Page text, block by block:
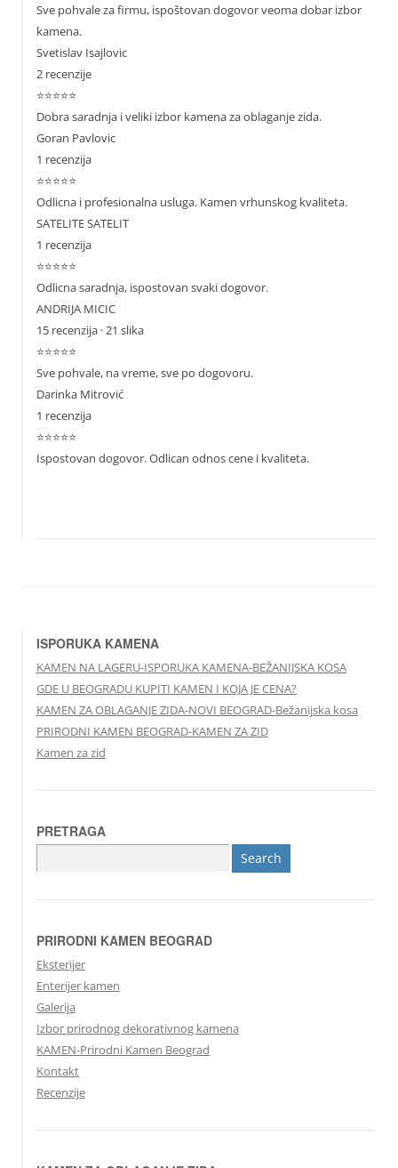
Sve pohvale za firmu, ispoštovan dogovor veoma dobar izbor
kamena.
Svetislav Isajlovic
2 recenzije
⭐⭐⭐⭐⭐
Dobra saradnja i veliki izbor kamena za oblaganje zida.
Goran Pavlovic
1 recenzija
⭐⭐⭐⭐⭐
Odlicna i profesionalna usluga. Kamen vrhunskog kvaliteta.
SATELITE SATELIT
1 recenzija
⭐⭐⭐⭐⭐
Odlicna saradnja, ispostovan svaki dogovor.
ANDRIJA MICIC
15 recenzija · 21 slika
⭐⭐⭐⭐⭐
Sve pohvale, na vreme, sve po dogovoru.
Darinka Mitrović
1 recenzija
⭐⭐⭐⭐⭐
Ispostovan dogovor. Odlican odnos cene i kvaliteta.
ISPORUKA KAMENA
KAMEN NA LAGERU-ISPORUKA KAMENA-BEŽANIJSKA KOSA
GDE U BEOGRADU KUPITI KAMEN I KOJA JE CENA?
KAMEN ZA OBLAGANJE ZIDA-NOVI BEOGRAD-Bežanijska kosa
PRIRODNI KAMEN BEOGRAD-KAMEN ZA ZID
Kamen za zid
PRETRAGA
for:
PRIRODNI KAMEN BEOGRAD
Eksterijer
Enterijer kamen
Galerija
Izbor prirodnog dekorativnog kamena
KAMEN-Prirodni Kamen Beograd
Kontakt
Recenzije